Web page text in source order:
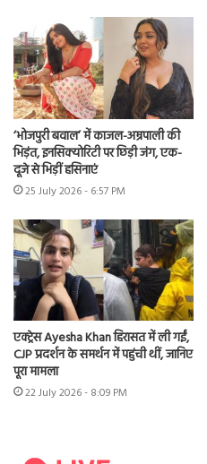
‘भोजपुरी बवाल’ में काजल-अम्रपाली की
भिड़ंत, इनसिक्योरिटी पर छिड़ी जंग, एक-
दूजे से भिड़ीं हसिनाएं
25 July 2026 - 6:57 PM
एक्ट्रेस Ayesha Khan हिरासत में ली गईं,
CJP प्रदर्शन के समर्थन में पहुंची थीं, जानिए
पूरा मामला
22 July 2026 - 8:09 PM